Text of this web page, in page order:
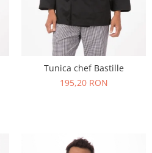
Tunica chef Bastille
195,20 RON